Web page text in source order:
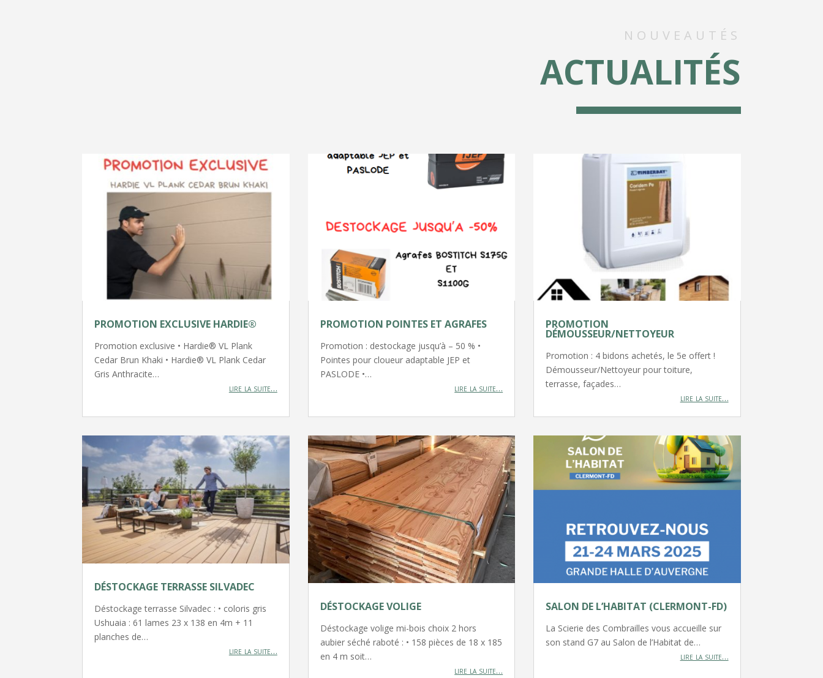
NOUVEAUTÉS
ACTUALITÉS
PROMOTION EXCLUSIVE HARDIE®
Promotion exclusive • Hardie® VL Plank
Cedar Brun Khaki • Hardie® VL Plank Cedar
Gris Anthracite…
lire la suite…
PROMOTION POINTES ET AGRAFES
Promotion : destockage jusqu’à – 50 % •
Pointes pour cloueur adaptable JEP et
PASLODE •…
lire la suite…
PROMOTION
DÉMOUSSEUR/NETTOYEUR
Promotion : 4 bidons achetés, le 5e offert !
Démousseur/Nettoyeur pour toiture,
terrasse, façades…
lire la suite…
DÉSTOCKAGE TERRASSE SILVADEC
Déstockage terrasse Silvadec : • coloris gris
Ushuaia : 61 lames 23 x 138 en 4m + 11
planches de…
lire la suite…
DÉSTOCKAGE VOLIGE
Déstockage volige mi-bois choix 2 hors
aubier séché raboté : • 158 pièces de 18 x 185
en 4 m soit…
lire la suite…
SALON DE L’HABITAT (CLERMONT-FD)
La Scierie des Combrailles vous accueille sur
son stand G7 au Salon de l’Habitat de…
lire la suite…